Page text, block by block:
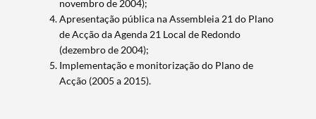
Categorias gerais
novembro de 2004);
Apresentação pública na Assembleia 21 do Plano
de Acção da Agenda 21 Local de Redondo
(dezembro de 2004);
Implementação e monitorização do Plano de
Acção (2005 a 2015).